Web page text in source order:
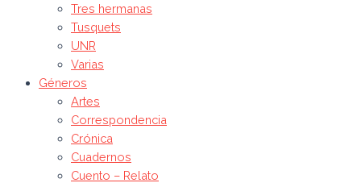
Tres hermanas
Tusquets
UNR
Varias
Géneros
Artes
Correspondencia
Crónica
Cuadernos
Cuento – Relato